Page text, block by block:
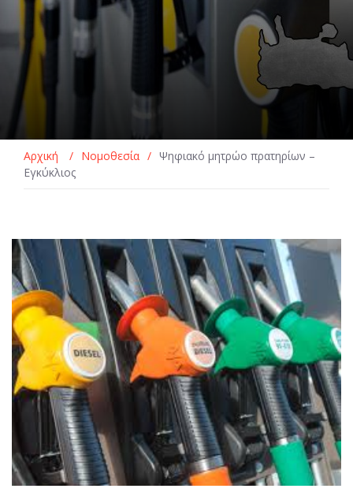
Αρχική / Νομοθεσία / Ψηφιακό μητρώο πρατηρίων –
Εγκύκλιος